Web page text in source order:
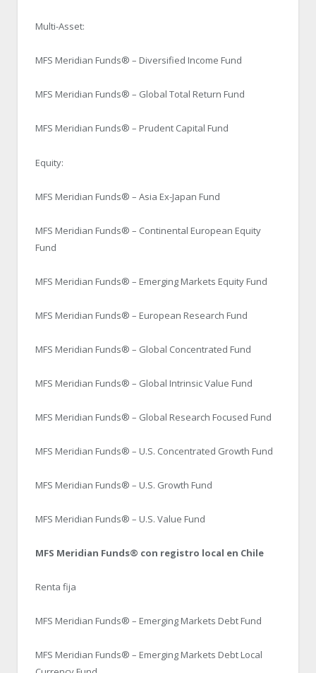
Multi-Asset:
MFS Meridian Funds® – Diversified Income Fund
MFS Meridian Funds® – Global Total Return Fund
MFS Meridian Funds® – Prudent Capital Fund
Equity:
MFS Meridian Funds® – Asia Ex-Japan Fund
MFS Meridian Funds® – Continental European Equity
Fund
MFS Meridian Funds® – Emerging Markets Equity Fund
MFS Meridian Funds® – European Research Fund
MFS Meridian Funds® – Global Concentrated Fund
MFS Meridian Funds® – Global Intrinsic Value Fund
MFS Meridian Funds® – Global Research Focused Fund
MFS Meridian Funds® – U.S. Concentrated Growth Fund
MFS Meridian Funds® – U.S. Growth Fund
MFS Meridian Funds® – U.S. Value Fund
MFS Meridian Funds® con registro local en Chile
Renta fija
MFS Meridian Funds® – Emerging Markets Debt Fund
MFS Meridian Funds® – Emerging Markets Debt Local